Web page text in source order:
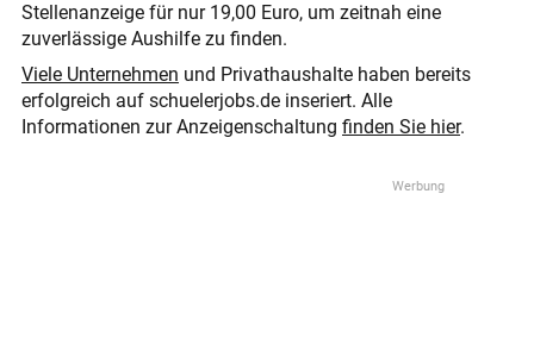
Stellenanzeige für nur 19,00 Euro, um zeitnah eine
zuverlässige Aushilfe zu finden.
Viele Unternehmen und Privathaushalte haben bereits
erfolgreich auf schuelerjobs.de inseriert. Alle
Informationen zur Anzeigenschaltung finden Sie hier.